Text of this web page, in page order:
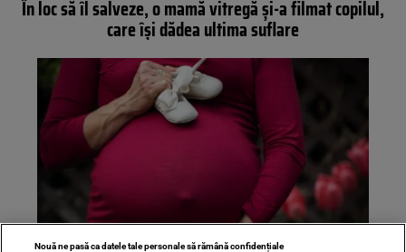
În loc să îl salveze, o mamă vitregă și-a filmat copilul,
care își dădea ultima suflare
Nouă ne pasă ca datele tale personale să rămână confidențiale